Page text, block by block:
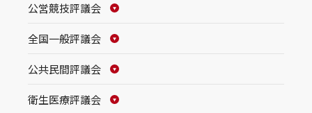
公営競技評議会
全国一般評議会
公共民間評議会
衛生医療評議会